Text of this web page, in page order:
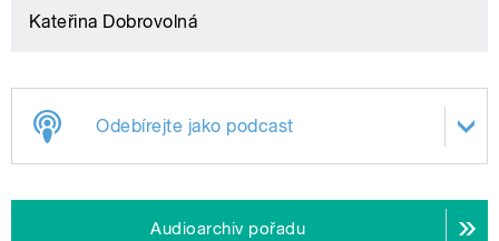
Kateřina Dobrovolná
Odebírejte jako podcast
Audioarchiv pořadu